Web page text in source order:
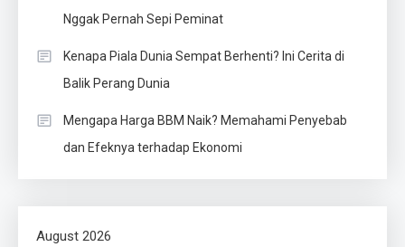
Nggak Pernah Sepi Peminat
Kenapa Piala Dunia Sempat Berhenti? Ini Cerita di
Balik Perang Dunia
Mengapa Harga BBM Naik? Memahami Penyebab
dan Efeknya terhadap Ekonomi
August 2026